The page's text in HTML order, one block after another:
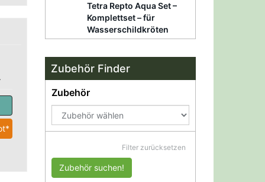
Tetra Repto Aqua Set –
Komplettset – für
Wasserschildkröten
Zubehör Finder
Zubehör
Filter zurücksetzen
Zubehör suchen!